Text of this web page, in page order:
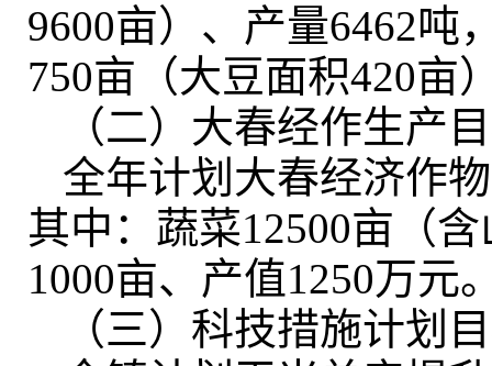
9600亩）、产量6462吨
750亩（大豆面积420亩
（二）大春经作生产
全年计划大春经济作
其中：蔬菜12500亩（
1000亩、产值1250万元
（三）科技措施计划